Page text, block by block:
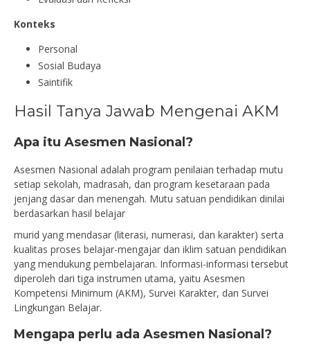
Konteks
Personal
Sosial Budaya
Saintifik
Hasil Tanya Jawab Mengenai AKM
Apa itu Asesmen Nasional?
Asesmen Nasional adalah program penilaian terhadap mutu
setiap sekolah, madrasah, dan program kesetaraan pada
jenjang dasar dan menengah. Mutu satuan pendidikan dinilai
berdasarkan hasil belajar
murid yang mendasar (literasi, numerasi, dan karakter) serta
kualitas proses belajar-mengajar dan iklim satuan pendidikan
yang mendukung pembelajaran. Informasi-informasi tersebut
diperoleh dari tiga instrumen utama, yaitu Asesmen
Kompetensi Minimum (AKM), Survei Karakter, dan Survei
Lingkungan Belajar.
Mengapa perlu ada Asesmen Nasional?